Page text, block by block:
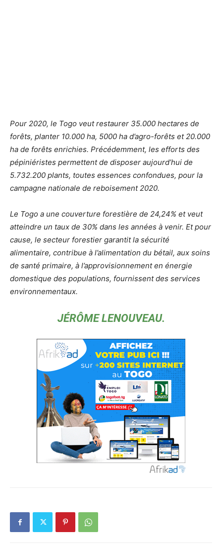
Pour 2020, le Togo veut restaurer 35.000 hectares de
forêts, planter 10.000 ha, 5000 ha d’agro-forêts et 20.000
ha de forêts enrichies. Précédemment, les efforts des
pépiniéristes permettent de disposer aujourd’hui de
5.732.200 plants, toutes essences confondues, pour la
campagne nationale de reboisement 2020.
Le Togo a une couverture forestière de 24,24% et veut
atteindre un taux de 30% dans les années à venir. Et pour
cause, le secteur forestier garantit la sécurité
alimentaire, contribue à l’alimentation du bétail, aux soins
de santé primaire, à l’approvisionnement en énergie
domestique des populations, fournissent des services
environnementaux.
JÉRÔME LENOUVEAU.